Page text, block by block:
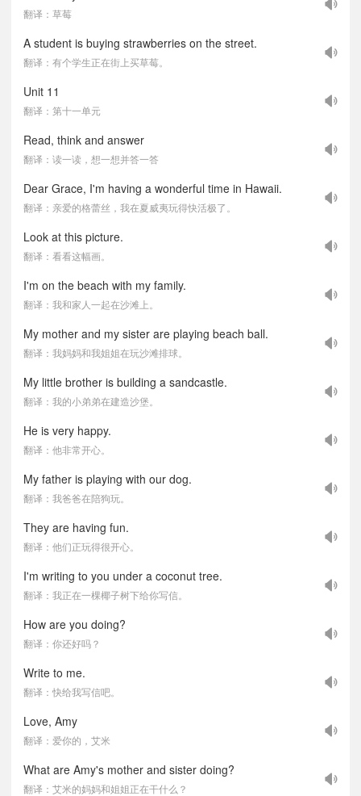
翻译：草莓
A student is buying strawberries on the street.
翻译：有个学生正在街上买草莓。
Unit 11
翻译：第十一单元
Read, think and answer
翻译：读一读，想一想并答一答
Dear Grace, I'm having a wonderful time in Hawaii.
翻译：亲爱的格蕾丝，我在夏威夷玩得快活极了。
Look at this picture.
翻译：看看这幅画。
I'm on the beach with my family.
翻译：我和家人一起在沙滩上。
My mother and my sister are playing beach ball.
翻译：我妈妈和我姐姐在玩沙滩排球。
My little brother is building a sandcastle.
翻译：我的小弟弟在建造沙堡。
He is very happy.
翻译：他非常开心。
My father is playing with our dog.
翻译：我爸爸在陪狗玩。
They are having fun.
翻译：他们正玩得很开心。
I'm writing to you under a coconut tree.
翻译：我正在一棵椰子树下给你写信。
How are you doing?
翻译：你还好吗？
Write to me.
翻译：快给我写信吧。
Love, Amy
翻译：爱你的，艾米
What are Amy's mother and sister doing?
翻译：艾米的妈妈和姐姐正在干什么？